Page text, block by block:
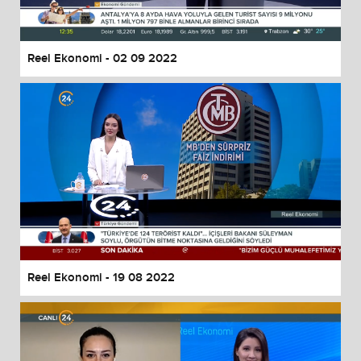
Reel Ekonomi - 02 09 2022
Reel Ekonomi - 19 08 2022